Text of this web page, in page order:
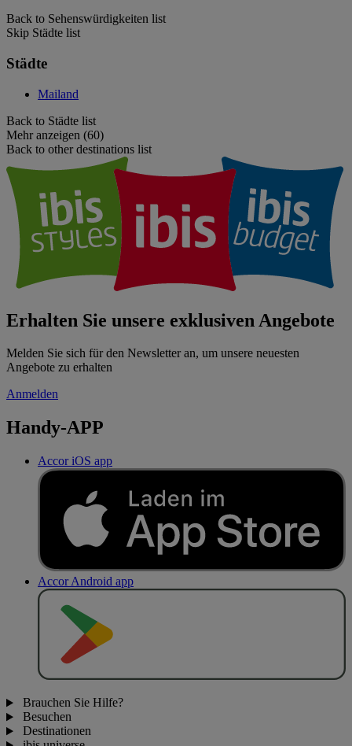
Back to Sehenswürdigkeiten list
Skip Städte list
Städte
Mailand
Back to Städte list
Mehr anzeigen (60)
Back to other destinations list
Erhalten Sie unsere exklusiven Angebote
Melden Sie sich für den Newsletter an, um unsere neuesten
Angebote zu erhalten
Anmelden
Handy-APP
Accor iOS app
Accor Android app
Brauchen Sie Hilfe?
Besuchen
Destinationen